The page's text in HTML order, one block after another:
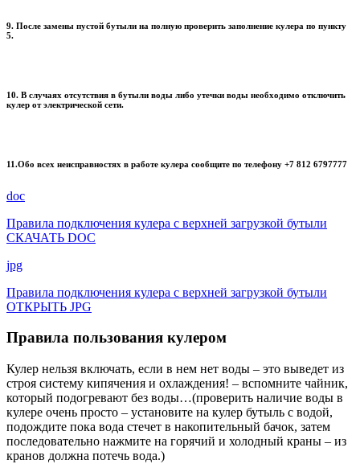
9. После замены пустой бутыли на полную проверить заполнение кулера по пункту
5.
10. В случаях отсутствия в бутыли воды либо утечки воды необходимо отключить
кулер от электрической сети.
11.Обо всех неисправностях в работе кулера сообщите по телефону +7 812 6797777
doc
Правила подключения кулера с верхней загрузкой бутыли
СКАЧАТЬ DOC
jpg
Правила подключения кулера с верхней загрузкой бутыли
ОТКРЫТЬ JPG
Правила пользования кулером
Кулер нельзя включать, если в нем нет воды – это выведет из
строя систему кипячения и охлаждения! – вспомните чайник,
который подогревают без воды…(проверить наличие воды в
кулере очень просто – установите на кулер бутыль с водой,
подождите пока вода стечет в накопительный бачок, затем
последовательно нажмите на горячий и холодный краны – из
кранов должна потечь вода.)